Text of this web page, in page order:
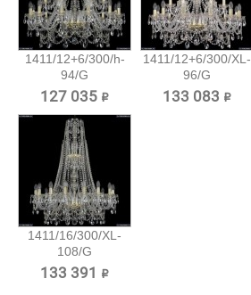
1411/12+6/300/h-
94/G
Хрустальная...
127 035 ₽
1411/12+6/300/XL-
96/G
Хрустальная...
133 083 ₽
1411/16/300/XL-
108/G
Хрустальная...
133 391 ₽